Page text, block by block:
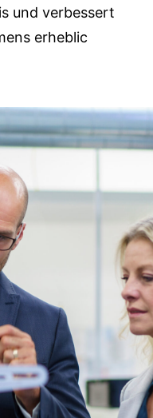
und verbessert
erheblic